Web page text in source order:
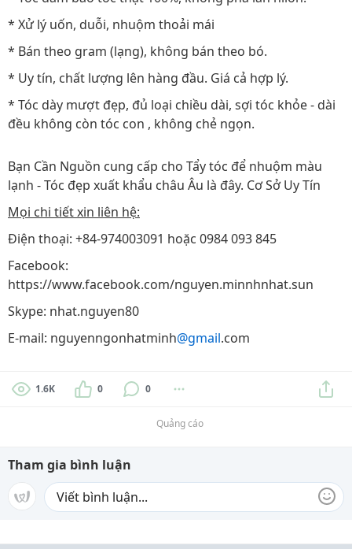
* Xử lý uốn, duỗi, nhuộm thoải mái
* Bán theo gram (lạng), không bán theo bó.
* Uy tín, chất lượng lên hàng đầu. Giá cả hợp lý.
* Tóc dày mượt đẹp, đủ loại chiều dài, sợi tóc khỏe - dài
đều không còn tóc con , không chẻ ngọn.
Bạn Cần Nguồn cung cấp cho Tẩy tóc để nhuộm màu
lạnh - Tóc đẹp xuất khẩu châu Âu là đây. Cơ Sở Uy Tín
Mọi chi tiết xin liên hệ:
Điện thoại: +84-974003091 hoặc 0984 093 845
Facebook:
https://www.facebook.com/nguyen.minnhnhat.sun
Skype: nhat.nguyen80
E-mail: nguyenngonhatminh@gmail.com
1.6K 0 0
Quảng cáo
Tham gia bình luận